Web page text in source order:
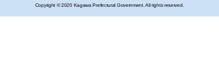
Copyright © 2020 Kagawa Prefectural Government. All rights reserved.